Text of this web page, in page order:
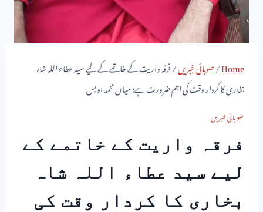
Home
/صوبائی خبریں/فرقہ واریت کے خاتمے کے لیے سید عطاء اللہ شاہ
بخاری کا کردار وقت کی اہم ضرورت ہے: میاں محمد اویس
صوبائی خبریں
فرقہ واریت کے خاتمے کے
لیے سید عطاء اللہ شاہ
بخاری کا کردار وقت کی